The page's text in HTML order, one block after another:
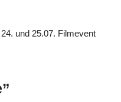
und 25.07. Filmevent